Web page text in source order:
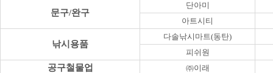
문구/완구
단아미
아트시티
낚시용품
다솔낚시마트(동탄)
피쉬원
공구철물업 ㈜이래